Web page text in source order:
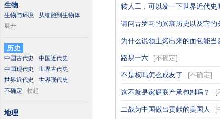
生物
生物与环境
从细胞到生物体
展开
历史
中国古代史
中国近代史
中国现代史
世界古代史
世界近代史
世界现代史
不确定
收起
地理
转人工，可以发一下世界近代史
请问古罗马的兴衰历史以及它的
为什么说领主烤出来的面包能当
路易十六 [不确定]
不是权吗怎么成友了 [不确定]
这不就是家庭联产承包制吗？ [
二战为中国做出贡献的美国人 [